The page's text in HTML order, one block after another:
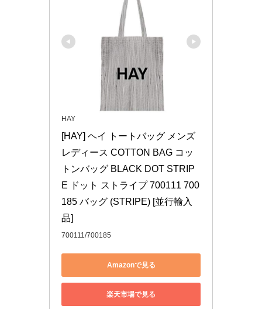
HAY
[HAY] ヘイ トートバッグ メンズ
レディース COTTON BAG コッ
トンバッグ BLACK DOT STRIP
E ドット ストライプ 700111 700
185 バッグ (STRIPE) [並行輸入
品]
700111/700185
Amazonで見る
楽天市場で見る